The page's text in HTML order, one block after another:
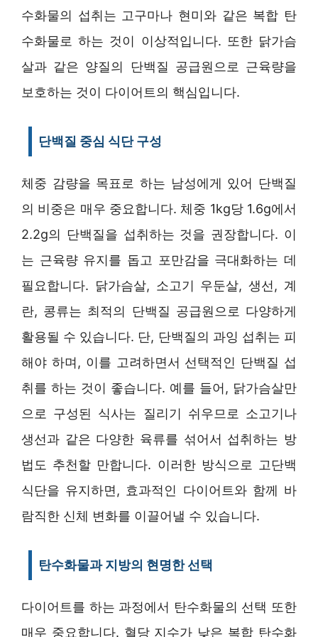
수화물의 섭취는 고구마나 현미와 같은 복합 탄
수화물로 하는 것이 이상적입니다. 또한 닭가슴
살과 같은 양질의 단백질 공급원으로 근육량을
보호하는 것이 다이어트의 핵심입니다.
단백질 중심 식단 구성
체중 감량을 목표로 하는 남성에게 있어 단백질
의 비중은 매우 중요합니다. 체중 1kg당 1.6g에서
2.2g의 단백질을 섭취하는 것을 권장합니다. 이
는 근육량 유지를 돕고 포만감을 극대화하는 데
필요합니다. 닭가슴살, 소고기 우둔살, 생선, 계
란, 콩류는 최적의 단백질 공급원으로 다양하게
활용될 수 있습니다. 단, 단백질의 과잉 섭취는 피
해야 하며, 이를 고려하면서 선택적인 단백질 섭
취를 하는 것이 좋습니다. 예를 들어, 닭가슴살만
으로 구성된 식사는 질리기 쉬우므로 소고기나
생선과 같은 다양한 육류를 섞어서 섭취하는 방
법도 추천할 만합니다. 이러한 방식으로 고단백
식단을 유지하면, 효과적인 다이어트와 함께 바
람직한 신체 변화를 이끌어낼 수 있습니다.
탄수화물과 지방의 현명한 선택
다이어트를 하는 과정에서 탄수화물의 선택 또한
매우 중요합니다. 혈당 지수가 낮은 복합 탄수화